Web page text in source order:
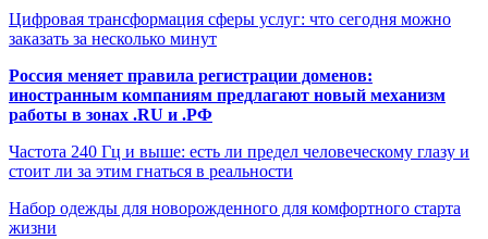
Цифровая трансформация сферы услуг: что сегодня можно
заказать за несколько минут
Россия меняет правила регистрации доменов:
иностранным компаниям предлагают новый механизм
работы в зонах .RU и .РФ
Частота 240 Гц и выше: есть ли предел человеческому глазу и
стоит ли за этим гнаться в реальности
Набор одежды для новорожденного для комфортного старта
жизни